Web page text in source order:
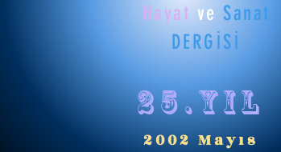
Hayat ve Sanat
DERGİSİ
25.yıl
2002 Mayıs